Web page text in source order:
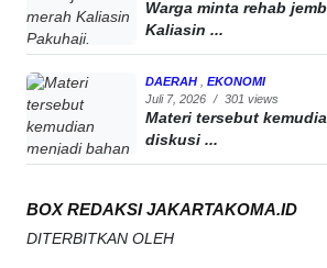
Warga minta rehab
Kaliasin ...
DAERAH
EKONOMI
Juli 7, 2026 / 301 views
Materi tersebut
diskusi ...
BOX REDAKSI JAKARTAKOMA.ID
DITERBITKAN OLEH